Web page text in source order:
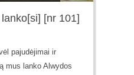
[nr 101]
pajudėjimai ir
mus lanko Alwydos